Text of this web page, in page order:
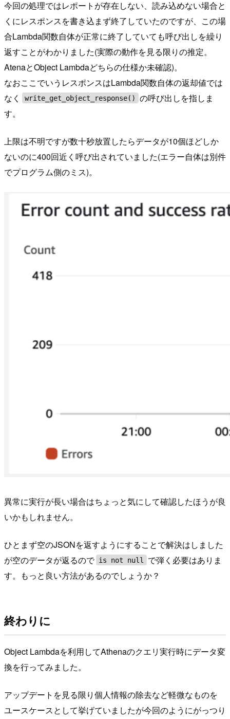
今回の処理ではレポートが存在しない、読み込めない場合と
くにレスポンスを書き込まず終了していたのですが、この場
合Lambda関数自体が正常に終了していても呼び出しを繰り
返すことがわかりました(実際の動作を見る限りの推定。
AtenaとObject Lambdaどちらの仕様か未確認)。
なおここでいうレスポンスはLambda関数自体の返却値では
なく
write_get_object_response()
の呼び出しを指しま
す。
上限は不明ですが数十秒放置したらデータが10個ほどしか
ないのに400回近く呼び出されていました(エラー自体は別件
でプログラム側のミス)。
異常に実行が長い場合はちょっと気にして確認したほうが良
いかもしれません。
ひとまず空のJSONを返すようにすることで解決はしました
が空のデータが返るので is not null
で弾く必要はありま
す。もっと良い方法があるのでしょうか？
終わりに
Object Lambdaを利用してAthenaのクエリ実行時にデータ変
換を行ってみました。
アップデートを見る限り個人情報の除去など軽微なものを
ユースケースとして挙げていましたが今回のようにがっつり